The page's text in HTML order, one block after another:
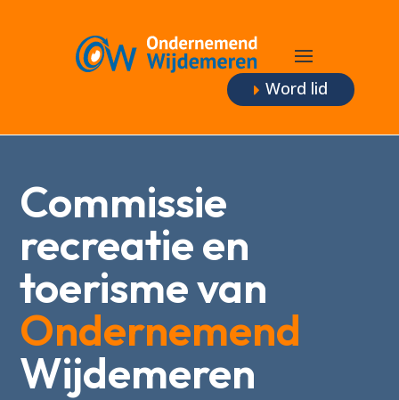
Word lid
Commissie
recreatie en
toerisme van
Ondernemend
Wijdemeren